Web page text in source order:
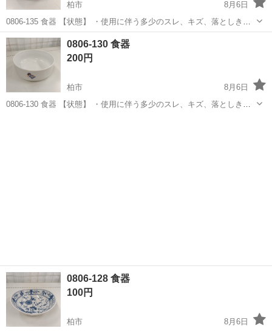
柏市
8月6日
0806-135 食器 【状態】 ・使用に伴う多少のスレ、キズ、落としきれ
ない汚れなどございます ・詳細は現地でご確認ください ・お値引きは
出来かねますのでご了承願います ※中古品のため、状態についてはご
理...
千葉 柏市 現地
0806-130 食器
200円
柏市
8月6日
0806-130 食器 【状態】 ・使用に伴う多少のスレ、キズ、落としきれ
0806-128 食器
100円
柏市
8月6日